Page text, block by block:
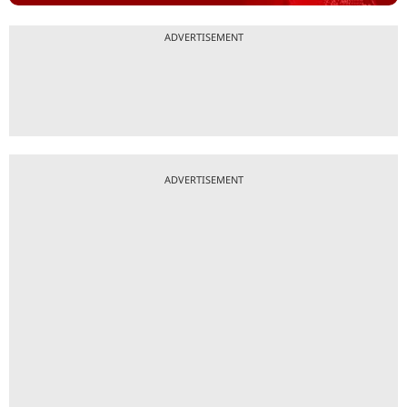
ADVERTISEMENT
ADVERTISEMENT